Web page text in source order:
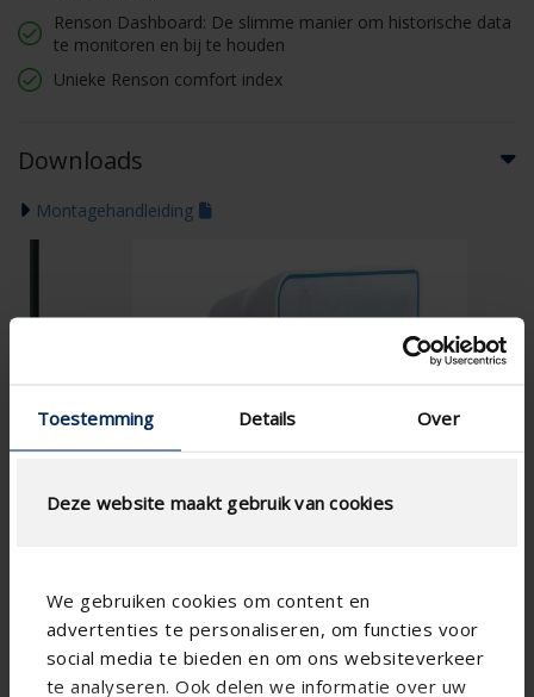
Toestemming Details Over
Deze website maakt gebruik van cookies
We gebruiken cookies om content en
advertenties te personaliseren, om functies voor
social media te bieden en om ons websiteverkeer
te analyseren. Ook delen we informatie over uw
Renson Dashboard: De slimme manier om historische data
te monitoren en bij te houden
Unieke Renson comfort index
Downloads
Montagehandleiding